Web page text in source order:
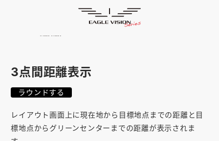
ゴルフナビ
ピンポジ君PIN POSITION
対応コース
EVステーション
使用方法
3点間距離表示
ラウンドする
レイアウト画面上に現在地から目標地点までの距離と目
標地点からグリーンセンターまでの距離が表示されま